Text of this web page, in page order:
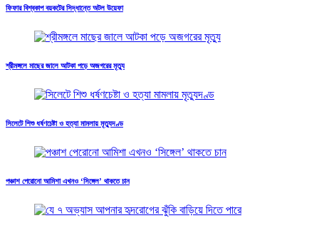
ফিফার বিশ্বকাপ বয়কটের সিদ্ধান্তে অটল উয়েফা
শ্রীমঙ্গলে মাছের জালে আটকা পড়ে অজগরের মৃত্যু
সিলেটে শিশু ধর্ষণচেষ্টা ও হত্যা মামলায় মৃত্যুদণ্ড
পঞ্চাশ পেরোনো আমিশা এখনও ‘সিঙ্গেল’ থাকতে চান